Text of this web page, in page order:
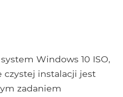
Windows 10 ISO,
czystej instalacji jest
zadaniem